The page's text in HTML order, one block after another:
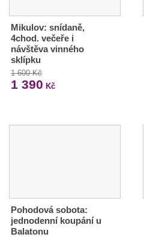
Mikulov: snídaně,
4chod. večeře i
návštěva vinného
sklípku
1 600 Kč
1 390 Kč
Pohodová sobota:
jednodenní koupání u
Balatonu